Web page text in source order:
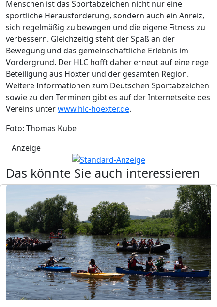
Menschen ist das Sportabzeichen nicht nur eine
sportliche Herausforderung, sondern auch ein Anreiz,
sich regelmäßig zu bewegen und die eigene Fitness zu
verbessern. Gleichzeitig steht der Spaß an der
Bewegung und das gemeinschaftliche Erlebnis im
Vordergrund. Der HLC hofft daher erneut auf eine rege
Beteiligung aus Höxter und der gesamten Region.
Weitere Informationen zum Deutschen Sportabzeichen
sowie zu den Terminen gibt es auf der Internetseite des
Vereins unterwww.hlc-hoexter.de.
Foto: Thomas Kube
Anzeige
Das könnte Sie auch interessieren